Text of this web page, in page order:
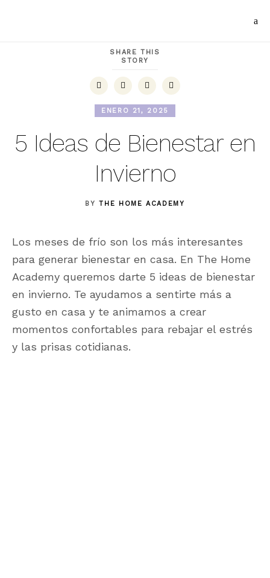
SHARE THIS
STORY
ENERO 21, 2025
5 Ideas de Bienestar en
Invierno
BYTHE HOME ACADEMY
Los meses de frío son los más interesantes
para generar bienestar en casa. En The Home
Academy queremos darte 5 ideas de bienestar
en invierno. Te ayudamos a sentirte más a
gusto en casa y te animamos a crear
momentos confortables para rebajar el estrés
y las prisas cotidianas.